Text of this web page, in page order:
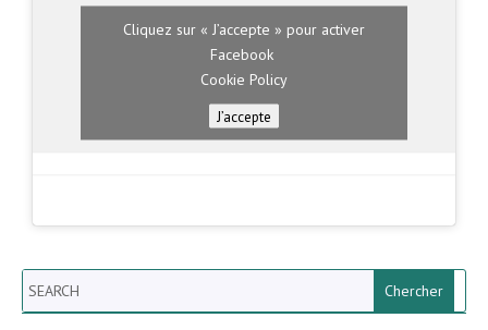
Cliquez sur « J’accepte » pour activer
Facebook
Cookie Policy
J’accepte
Search